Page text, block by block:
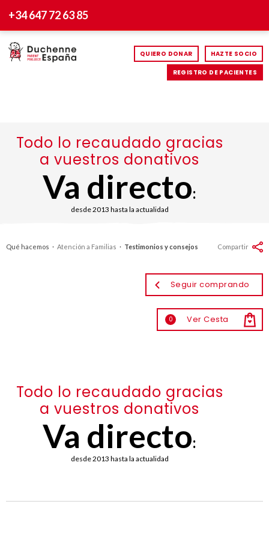
+34 647 72 63 85
QUIERO DONAR HAZTE SOCIO
REGISTRO DE PACIENTES
Todo lo recaudado gracias
a vuestros donativos
Va directo:
desde 2013 hasta la actualidad
Qué hacemos · Atención a Familias · Testimonios y consejos
Seguir comprando
0 Ver Cesta
Compartir
Todo lo recaudado gracias
a vuestros donativos
Va directo:
desde 2013 hasta la actualidad